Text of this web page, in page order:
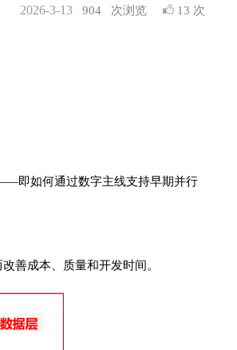
904 次浏览 13 次
2026-3-13
即如何通过数字主线支持早期并行
善成本、质量和开发时间。